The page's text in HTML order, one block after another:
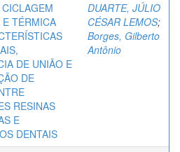
TÉRMICA
DE UNIÃO E
DE
RESINAS
E
DENTAIS
DUARTE, JÚLIO
CÉSAR LEMOS;
Borges, Gilberto
Antônio